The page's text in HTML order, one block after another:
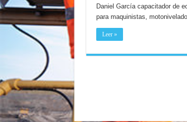
Daniel García capacitador de
para maquinistas,
Leer »